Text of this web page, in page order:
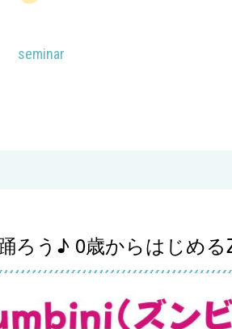
seminar
ろう♪ 0歳からはじめる